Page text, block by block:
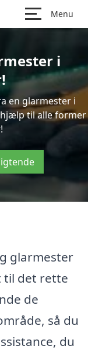
Menu
i
en glarmester i
hjælp til alle former
glarmester
til det rette
de
så du
du